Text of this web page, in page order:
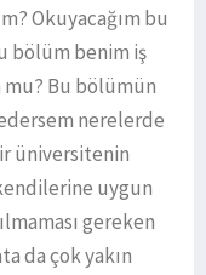
Okuyacağım bu
bölüm benim iş
Bu bölümün
nerelerde
üniversitenin
uygun
gereken
da çok yakın